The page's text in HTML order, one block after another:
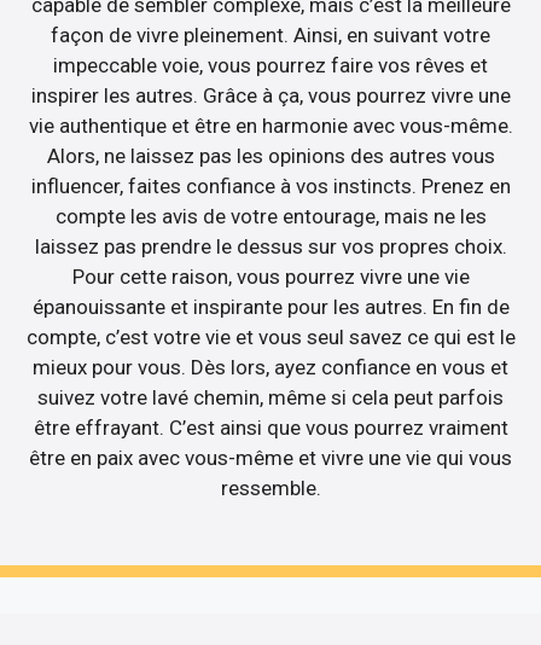
capable de sembler complexe, mais c’est la meilleure
façon de vivre pleinement. Ainsi, en suivant votre
impeccable voie, vous pourrez faire vos rêves et
inspirer les autres. Grâce à ça, vous pourrez vivre une
vie authentique et être en harmonie avec vous-même.
Alors, ne laissez pas les opinions des autres vous
influencer, faites confiance à vos instincts. Prenez en
compte les avis de votre entourage, mais ne les
laissez pas prendre le dessus sur vos propres choix.
Pour cette raison, vous pourrez vivre une vie
épanouissante et inspirante pour les autres. En fin de
compte, c’est votre vie et vous seul savez ce qui est le
mieux pour vous. Dès lors, ayez confiance en vous et
suivez votre lavé chemin, même si cela peut parfois
être effrayant. C’est ainsi que vous pourrez vraiment
être en paix avec vous-même et vivre une vie qui vous
ressemble.